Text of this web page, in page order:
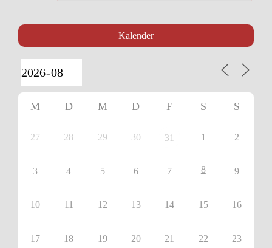
Kalender
M D M D F S S
27 28 29 30 31 1 2
3 4 5 6 7 8 9
10 11 12 13 14 15 16
17 18 19 20 21 22 23